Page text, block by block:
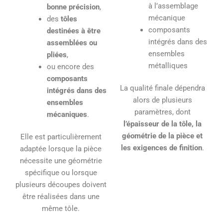
bonne précision,
des tôles
destinées à être
assemblées ou
pliées,
ou encore des
composants
intégrés dans des
ensembles
mécaniques.
Elle est particulièrement
adaptée lorsque la pièce
nécessite une géométrie
spécifique ou lorsque
plusieurs découpes doivent
être réalisées dans une
même tôle.
à l’assemblage
mécanique
composants
intégrés dans des
ensembles
métalliques
La qualité finale dépendra
alors de plusieurs
paramètres, dont
l’épaisseur de la tôle, la
géométrie de la pièce et
les exigences de finition.